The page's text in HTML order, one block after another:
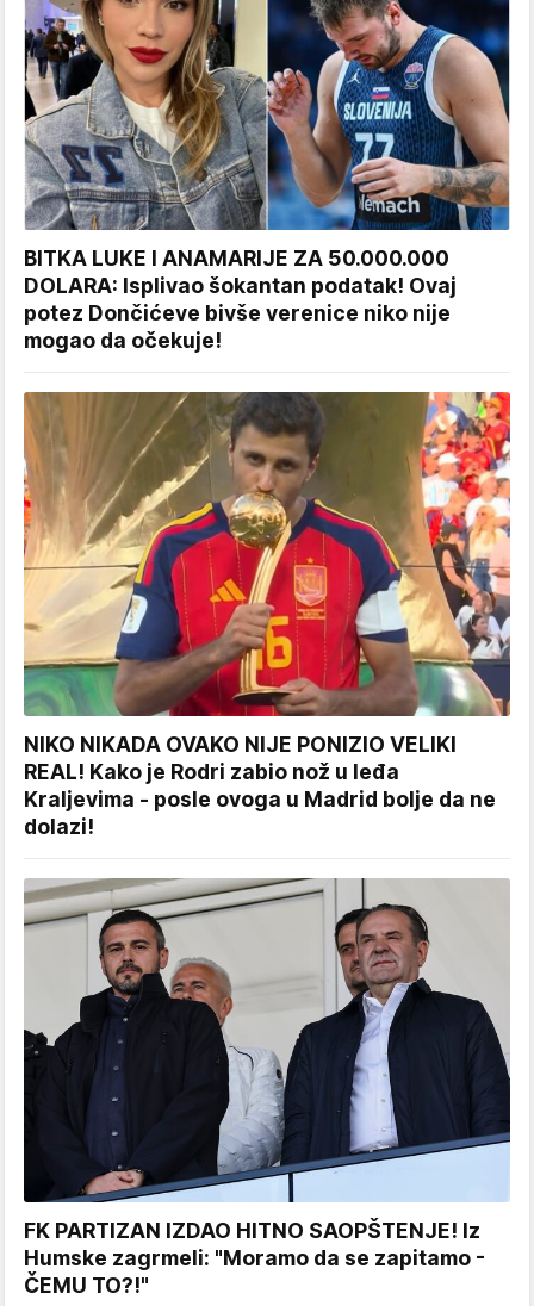
BITKA LUKE I ANAMARIJE ZA 50.000.000
DOLARA: Isplivao šokantan podatak! Ovaj
potez Dončićeve bivše verenice niko nije
mogao da očekuje!
NIKO NIKADA OVAKO NIJE PONIZIO VELIKI
REAL! Kako je Rodri zabio nož u leđa
Kraljevima - posle ovoga u Madrid bolje da ne
dolazi!
FK PARTIZAN IZDAO HITNO SAOPŠTENJE! Iz
Humske zagrmeli: "Moramo da se zapitamo -
ČEMU TO?!"